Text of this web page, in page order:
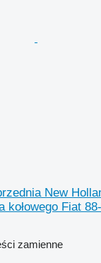
New
kołowego Fiat
zamienne